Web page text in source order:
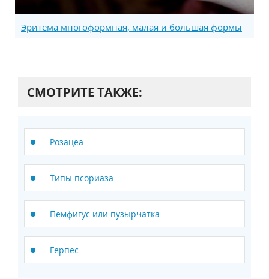
Эритема многоформная, малая и большая формы
СМОТРИТЕ ТАКЖЕ:
Розацеа
Типы псориаза
Пемфигус или пузырчатка
Герпес